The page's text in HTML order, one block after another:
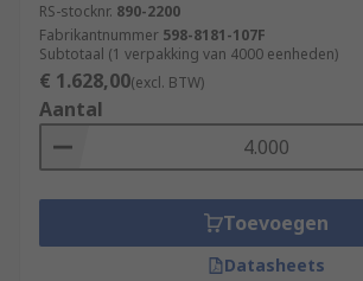
RS-stocknr. 890-2200
Fabrikantnummer 598-8181-107F
Subtotaal (1 verpakking van 4000 eenheden)
€ 1.628,00(excl. BTW)
Aantal
Toevoegen
Datasheets